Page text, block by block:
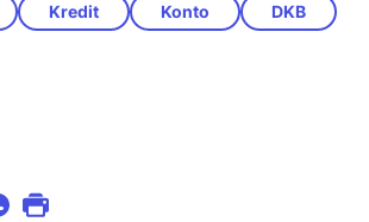
Kredit Konto DKB